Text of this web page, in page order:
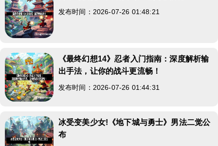
发布时间：2026-07-26 01:48:21
《最终幻想14》忍者入门指南：深度解析输
出手法，让你的战斗更流畅！
发布时间：2026-07-26 01:44:31
冰受变美少女!《地下城与勇士》男法二觉公
布